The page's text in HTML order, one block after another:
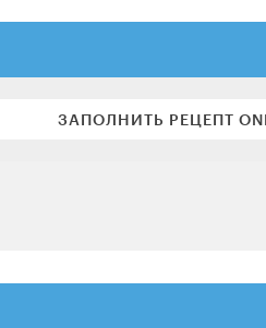
ЗАПОЛНИТЬ РЕЦЕПТ